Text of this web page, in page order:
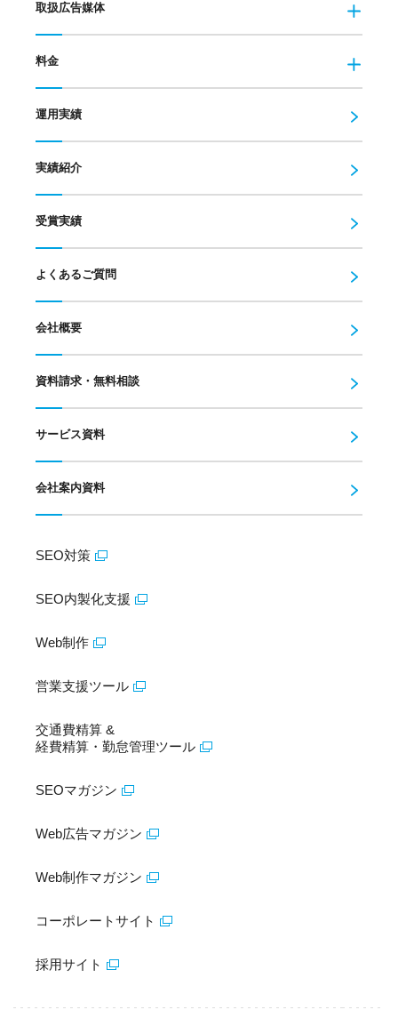
取扱広告媒体
料金
運用実績
実績紹介
受賞実績
よくあるご質問
会社概要
資料請求・無料相談
サービス資料
会社案内資料
SEO対策
SEO内製化支援
Web制作
営業支援ツール
交通費精算 &
経費精算・勤怠管理ツール
SEOマガジン
Web広告マガジン
Web制作マガジン
コーポレートサイト
採用サイト